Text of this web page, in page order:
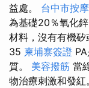
益處。 台中市按摩
為基礎20％氧化鋅
材料，沒有有機
35 柬埔寨簽證
質。 美容撥筋 當
物治療刺激和發紅